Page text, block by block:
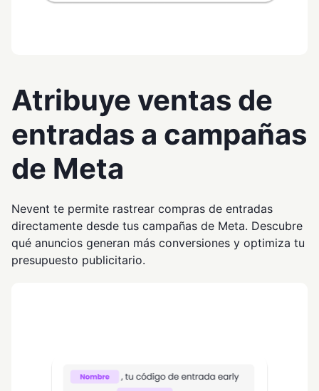
Atribuye ventas de
entradas a campañas
de Meta
Nevent te permite rastrear compras de entradas
directamente desde tus campañas de Meta. Descubre
qué anuncios generan más conversiones y optimiza tu
presupuesto publicitario.